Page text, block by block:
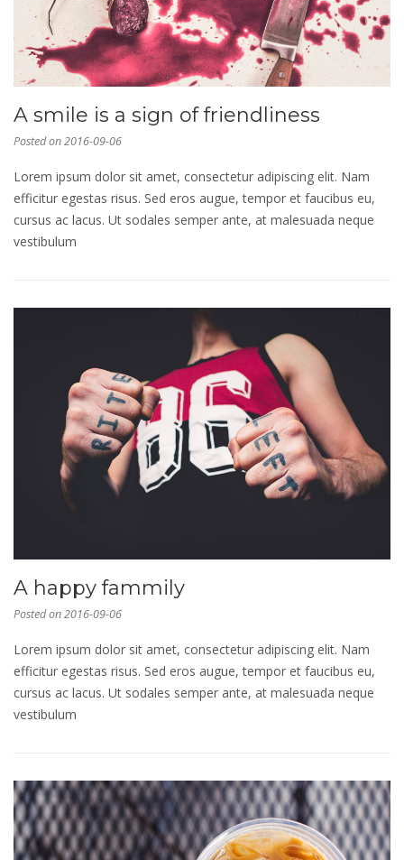
A smile is a sign of friendliness
Posted on2016-09-06
Lorem ipsum dolor sit amet, consectetur adipiscing elit. Nam
efficitur egestas risus. Sed eros augue, tempor et faucibus eu,
cursus ac lacus. Ut sodales semper ante, at malesuada neque
vestibulum
A happy fammily
Posted on2016-09-06
Lorem ipsum dolor sit amet, consectetur adipiscing elit. Nam
efficitur egestas risus. Sed eros augue, tempor et faucibus eu,
cursus ac lacus. Ut sodales semper ante, at malesuada neque
vestibulum